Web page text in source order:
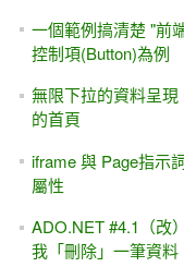
一個範例搞清楚 "前
控制項(Button)為例
無限下拉的資料呈
的首頁
iframe 與 Page指示
屬性
ADO.NET #4.1（改
我「刪除」一筆資料